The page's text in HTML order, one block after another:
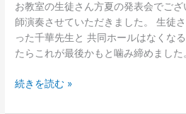
お教室の生徒さん方夏の発表会でご
師演奏させていただきました。 生徒
った千華先生と 共同ホールはなくな
たらこれが最後かもと噛み締めました
表
会
続きを読む »